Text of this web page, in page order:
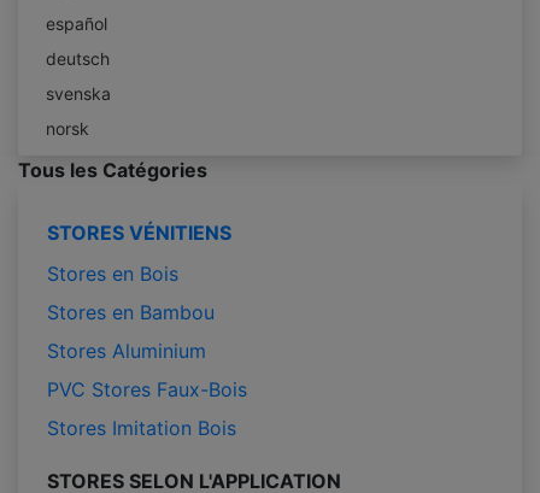
español
deutsch
svenska
norsk
Tous les Catégories
STORES VÉNITIENS
Stores en Bois
Stores en Bambou
Stores Aluminium
PVC Stores Faux-Bois
Stores Imitation Bois
STORES SELON L'APPLICATION